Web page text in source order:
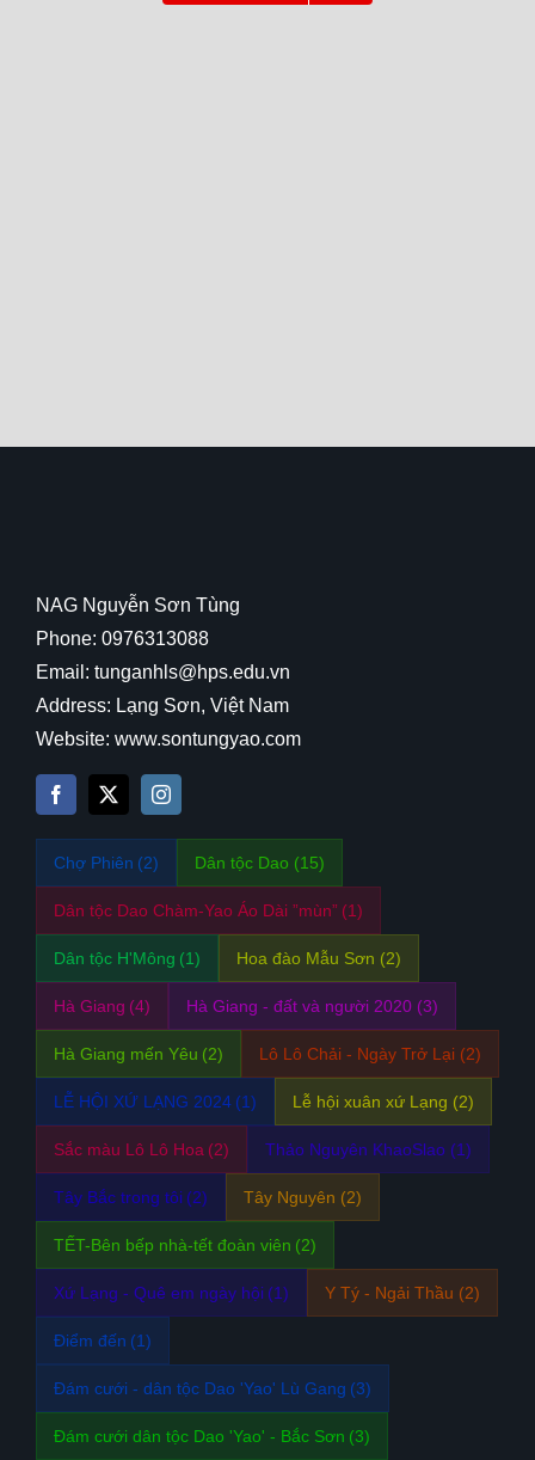
NAG Nguyễn Sơn Tùng
Phone: 0976313088
Email: tunganhls@hps.edu.vn
Address: Lạng Sơn, Việt Nam
Website: www.sontungyao.com
Chợ Phiên (2) Dân tộc Dao (15)
Dân tộc Dao Chàm-Yao Áo Dài ”mùn” (1)
Dân tộc H'Mông (1) Hoa đào Mẫu Sơn (2)
Hà Giang (4) Hà Giang - đất và người 2020 (3)
Hà Giang mến Yêu (2) Lô Lô Chải - Ngày Trở Lại (2)
LỄ HỘI XỨ LẠNG 2024 (1) Lễ hội xuân xứ Lạng (2)
Sắc màu Lô Lô Hoa (2) Thảo Nguyên KhaoSlao (1)
Tây Bắc trong tôi (2) Tây Nguyên (2)
TẾT-Bên bếp nhà-tết đoàn viên (2)
Xứ Lạng - Quê em ngày hội (1) Y Tý - Ngải Thầu (2)
Điểm đến (1)
Đám cưới - dân tộc Dao 'Yao' Lù Gang (3)
Đám cưới dân tộc Dao 'Yao' - Bắc Sơn (3)